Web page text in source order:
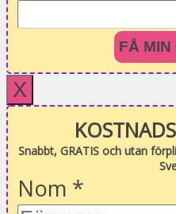
FÅ MIN
X
Snabbt, GRATIS och utan
Nom *